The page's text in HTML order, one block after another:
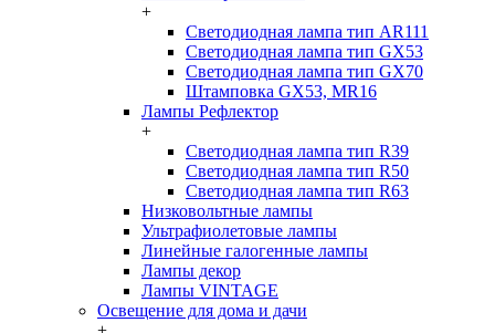
+
Светодиодная лампа тип AR111
Светодиодная лампа тип GX53
Светодиодная лампа тип GX70
Штамповка GX53, MR16
Лампы Рефлектор
+
Светодиодная лампа тип R39
Светодиодная лампа тип R50
Светодиодная лампа тип R63
Низковольтные лампы
Ультрафиолетовые лампы
Линейные галогенные лампы
Лампы декор
Лампы VINTAGE
Освещение для дома и дачи